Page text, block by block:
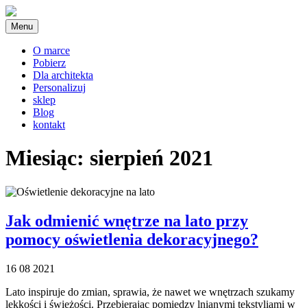
Skip
to
content
Menu
O marce
Pobierz
Dla architekta
Personalizuj
sklep
Blog
kontakt
Miesiąc: sierpień 2021
Jak odmienić wnętrze na lato przy
pomocy oświetlenia dekoracyjnego?
16 08 2021
Lato inspiruje do zmian, sprawia, że nawet we wnętrzach szukamy
lekkości i świeżości. Przebierając pomiędzy lnianymi tekstyliami w